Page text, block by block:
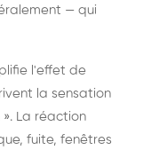
— qui
l'effet de
la sensation
La réaction
fuite, fenêtres